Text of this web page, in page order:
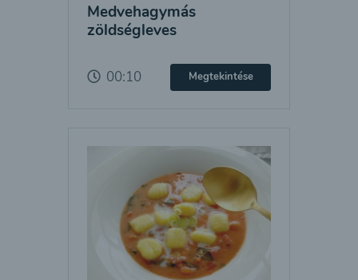
Medvehagymás
zöldségleves
00:10 Megtekintése